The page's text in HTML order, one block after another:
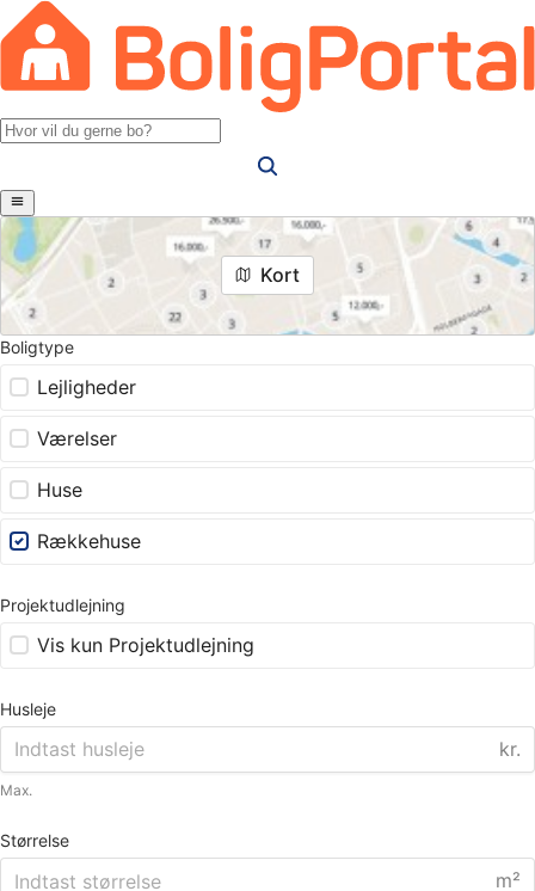
Kort
Boligtype
Lejligheder
Værelser
Huse
Rækkehuse
Projektudlejning
Vis kun Projektudlejning
Husleje
kr.
Max.
Størrelse
m²